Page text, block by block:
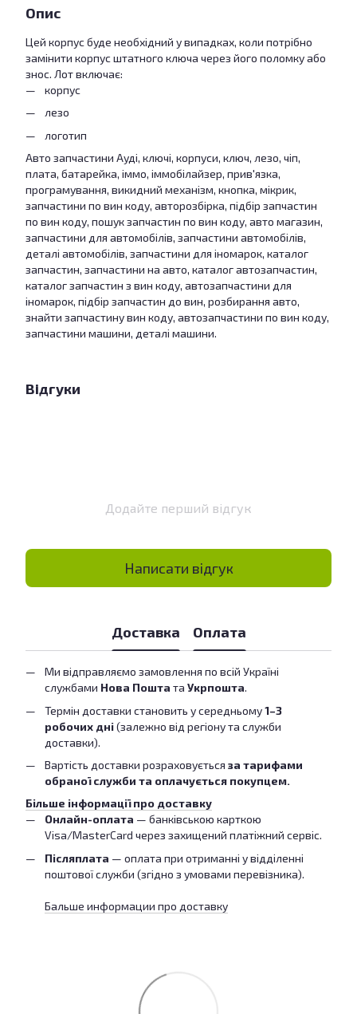
Опис
Цей корпус буде необхідний у випадках, коли потрібно
замінити корпус штатного ключа через його поломку або
знос. Лот включає:
корпус
лезо
логотип
Авто запчастини Ауді, ключі, корпуси, ключ, лезо, чіп,
плата, батарейка, іммо, іммобілайзер, прив'язка,
програмування, викидний механізм, кнопка, мікрик,
запчастини по вин коду, авторозбірка, підбір запчастин
по вин коду, пошук запчастин по вин коду, авто магазин,
запчастини для автомобілів, запчастини автомобілів,
деталі автомобілів, запчастини для іномарок, каталог
запчастин, запчастини на авто, каталог автозапчастин,
каталог запчастин з вин коду, автозапчастини для
іномарок, підбір запчастин до вин, розбирання авто,
знайти запчастину вин коду, автозапчастини по вин коду,
запчастини машини, деталі машини.
Відгуки
Додайте перший відгук
Написати відгук
Доставка Оплата
Ми відправляємо замовлення по всій Україні
службами Нова Пошта та Укрпошта.
Термін доставки становить у середньому1–3
робочих дні(залежно від регіону та служби
доставки).
Вартість доставки розраховується за тарифами
обраної служби та оплачується покупцем.
Більше інформації про доставку
Онлайн-оплата — банківською карткою
Visa/MasterCard через захищений платіжний сервіс.
Післяплата — оплата при отриманні у відділенні
поштової служби (згідно з умовами перевізника).
Бальше информации про доставку